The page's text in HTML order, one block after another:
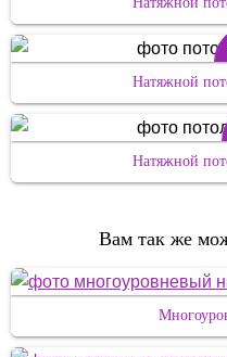
Натяжной
Натяжной
Вам так же